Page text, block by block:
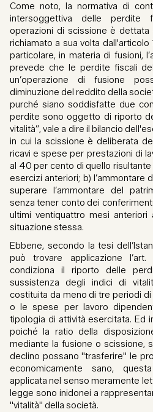
Come noto, la normativa di
intersoggettiva delle perdite
operazioni di scissione è dettata
richiamato a sua volta dall'articolo
particolare, in materia di fusioni,
prevede che le perdite fiscali
un’operazione di fusione
diminuzione del reddito della
purché siano soddisfatte due
perdite sono oggetto di riporto
vitalità”, vale a dire il bilancio
in cui la scissione è deliberata
ricavi e spese per prestazioni di
al 40 per cento di quello
esercizi anteriori; b) l’ammontare
superare l’ammontare del
senza tener conto dei
ultimi ventiquattro mesi
situazione stessa.
Ebbene, secondo la tesi
può trovare applicazione
condiziona il riporto delle
sussistenza degli indici di
costituita da meno di tre periodi
o le spese per lavoro
tipologia di attività esercitata. Ed
poiché la ratio della
mediante la fusione o scissione,
declino possano "trasferire" le
economicamente sano,
applicata nel senso meramente
legge sono inidonei a
"vitalità" della società.